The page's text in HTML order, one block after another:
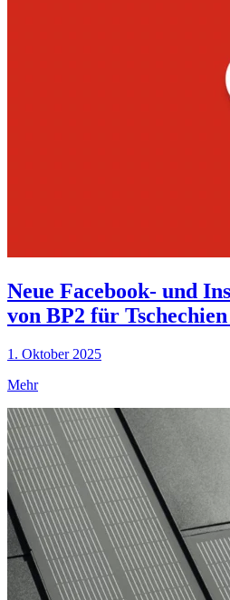
Neue Facebook- und
von BP2 für
1. Oktober 2025
Mehr